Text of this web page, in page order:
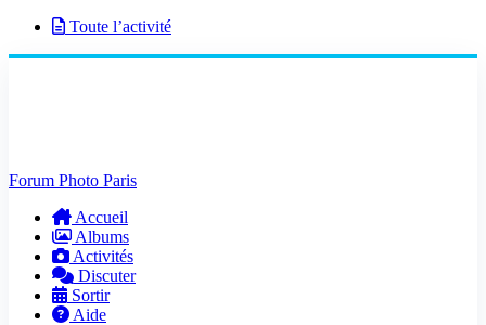
Toute l’activité
Forum Photo Paris
Accueil
Albums
Activités
Discuter
Sortir
Aide